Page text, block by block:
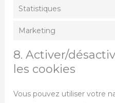
Statistiques
Marketing
8. Activer/
les cookies
Vous pouvez utiliser votre